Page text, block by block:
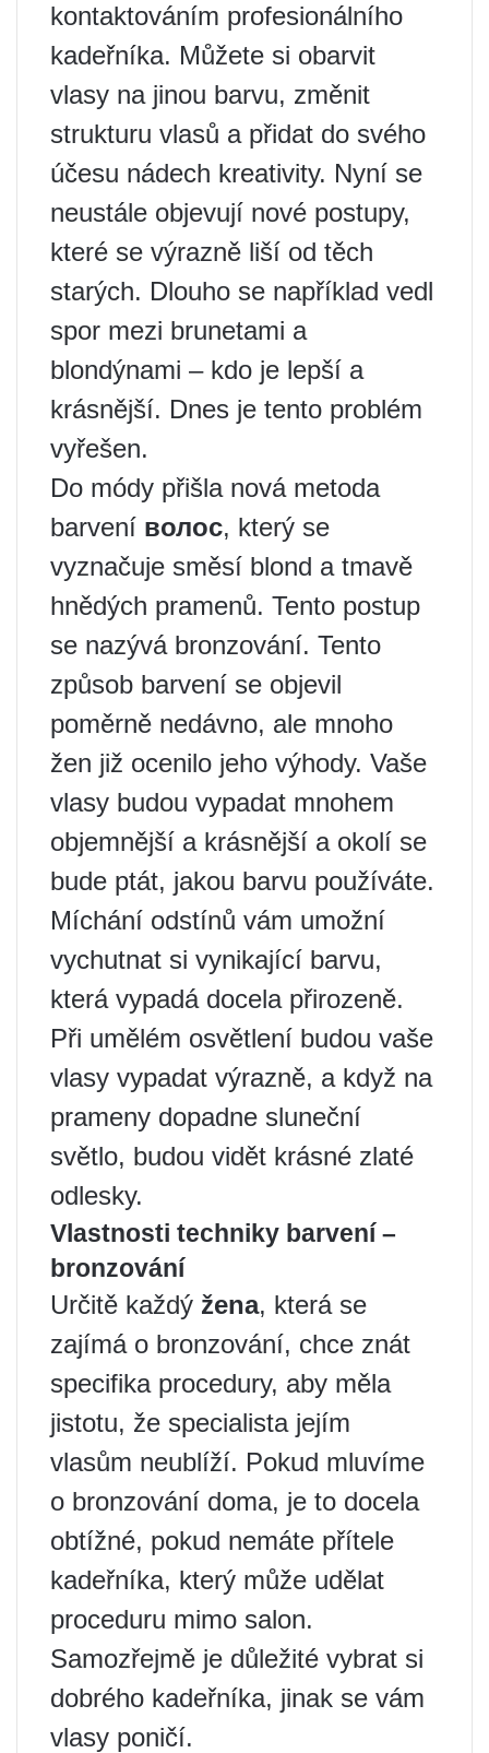
kontaktováním profesionálního
kadeřníka. Můžete si obarvit
vlasy na jinou barvu, změnit
strukturu vlasů a přidat do svého
účesu nádech kreativity. Nyní se
neustále objevují nové postupy,
které se výrazně liší od těch
starých. Dlouho se například vedl
spor mezi brunetami a
blondýnami – kdo je lepší a
krásnější. Dnes je tento problém
vyřešen.
Do módy přišla nová metoda
barvení волос, který se
vyznačuje směsí blond a tmavě
hnědých pramenů. Tento postup
se nazývá bronzování. Tento
způsob barvení se objevil
poměrně nedávno, ale mnoho
žen již ocenilo jeho výhody. Vaše
vlasy budou vypadat mnohem
objemnější a krásnější a okolí se
bude ptát, jakou barvu používáte.
Míchání odstínů vám umožní
vychutnat si vynikající barvu,
která vypadá docela přirozeně.
Při umělém osvětlení budou vaše
vlasy vypadat výrazně, a když na
prameny dopadne sluneční
světlo, budou vidět krásné zlaté
odlesky.
Vlastnosti techniky barvení –
bronzování
Určitě každý žena, která se
zajímá o bronzování, chce znát
specifika procedury, aby měla
jistotu, že specialista jejím
vlasům neublíží. Pokud mluvíme
o bronzování doma, je to docela
obtížné, pokud nemáte přítele
kadeřníka, který může udělat
proceduru mimo salon.
Samozřejmě je důležité vybrat si
dobrého kadeřníka, jinak se vám
vlasy poničí.